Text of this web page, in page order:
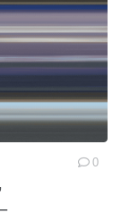
0